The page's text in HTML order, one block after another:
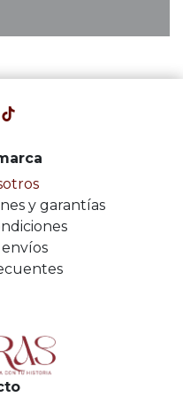
y garantías